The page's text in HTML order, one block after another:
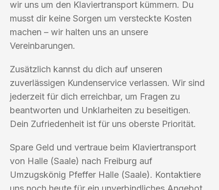
wir uns um den Klaviertransport kümmern. Du
musst dir keine Sorgen um versteckte Kosten
machen – wir halten uns an unsere
Vereinbarungen.
Zusätzlich kannst du dich auf unseren
zuverlässigen Kundenservice verlassen. Wir sind
jederzeit für dich erreichbar, um Fragen zu
beantworten und Unklarheiten zu beseitigen.
Dein Zufriedenheit ist für uns oberste Priorität.
Spare Geld und vertraue beim Klaviertransport
von Halle (Saale) nach Freiburg auf
Umzugskönig Pfeffer Halle (Saale). Kontaktiere